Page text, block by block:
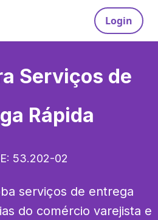
Login
Serviços de
Rápida
53.202-02
serviços de entrega
do comércio varejista e